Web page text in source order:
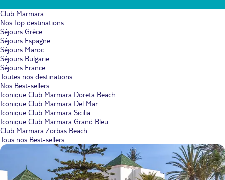
Club Marmara
Nos Top destinations
Séjours Grèce
Séjours Espagne
Séjours Maroc
Séjours Bulgarie
Séjours France
Toutes nos destinations
Nos Best-sellers
Iconique Club Marmara Doreta Beach
Iconique Club Marmara Del Mar
Iconique Club Marmara Sicilia
Iconique Club Marmara Grand Bleu
Club Marmara Zorbas Beach
Tous nos Best-sellers